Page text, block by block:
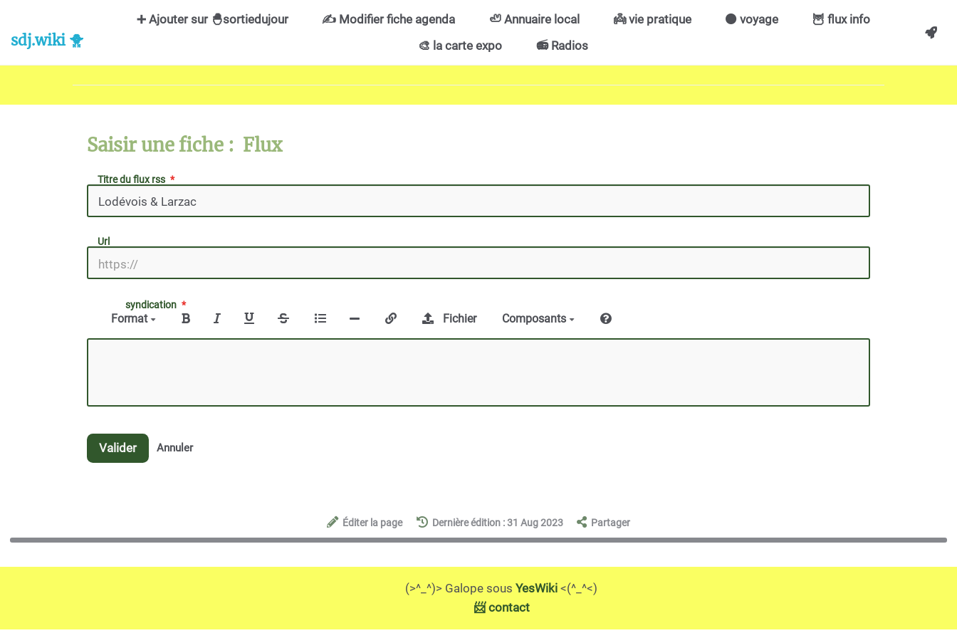
Aller au contenu principal
sdj.wiki 🐥
➕ Ajouter sur 🐣sortiedujour ✍️ Modifier fiche agenda 🦥 Annuaire local 👼 vie pratique 🟠 voyage
🦉 flux info
🎨 la carte expo
📻 Radios
Saisir une fiche : Flux
Titre du flux rss
Url
syndication
Format Fichier Composants
Valider Annuler
Éditer la page Dernière édition : 31 Aug 2023 Partager
(>^_^)> Galope sous YesWiki <(^_^<)
📨 contact